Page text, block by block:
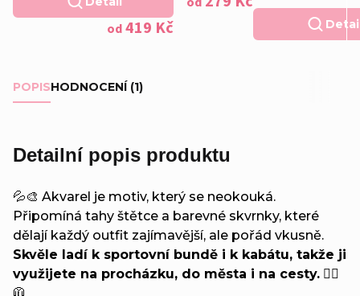
od419 Kč
POPISHODNOCENÍ (1)
Detailní popis produktu
💦🎨 Akvarel je motiv, který se neokouká.
Připomíná tahy štětce a barevné skvrnky, které
dělají každý outfit zajímavější, ale pořád vkusně.
Skvěle ladí k sportovní bundě i k kabátu, takže ji
využijete na procházku, do města i na cesty. 🚶‍♀️
🧥